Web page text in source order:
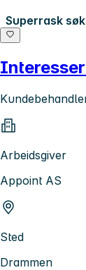
Superrask
Arbeidsgiver
Appoint AS
Sted
Drammen